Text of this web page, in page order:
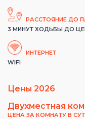
РАССТОЯНИЕ ДО
3 МИНУТ ХОДЬБЫ ДО
ИНТЕРНЕТ
WIFI
Цены 2026
Двухместная
ЦЕНА ЗА КОМНАТУ В